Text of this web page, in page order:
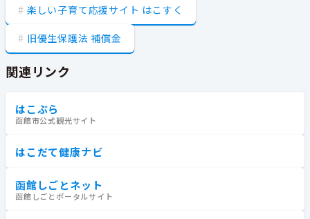
楽しい子育て応援サイト はこすく
旧優生保護法 補償金
関連リンク
はこぶら
函館市公式観光サイト
はこだて健康ナビ
函館しごとネット
函館しごとポータルサイト